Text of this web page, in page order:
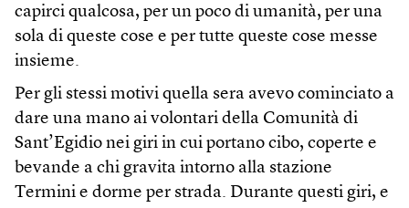
capirci qualcosa, per un poco di umanità, per una
sola di queste cose e per tutte queste cose messe
insieme.
Per gli stessi motivi quella sera avevo cominciato a
dare una mano ai volontari della Comunità di
Sant’Egidio nei giri in cui portano cibo, coperte e
bevande a chi gravita intorno alla stazione
Termini e dorme per strada. Durante questi giri, e